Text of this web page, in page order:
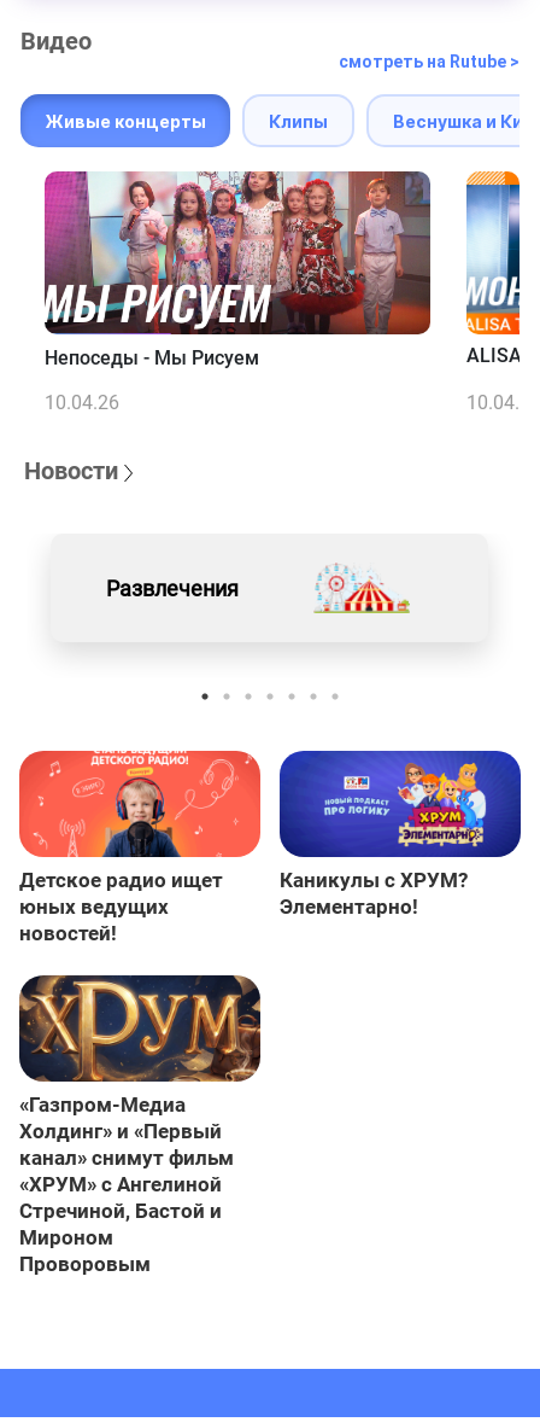
Видео
смотреть на Rutube >
Живые концерты Клипы Веснушка и
Непоседы - Мы Рисуем
10.04.26
ALISA
10.04.26
Новости
Развлечения
Детское радио ищет
юных ведущих
новостей!
Каникулы с ХРУМ?
Элементарно!
«Газпром-Медиа
Холдинг» и «Первый
канал» снимут фильм
«ХРУМ» с Ангелиной
Стречиной, Бастой и
Мироном
Проворовым